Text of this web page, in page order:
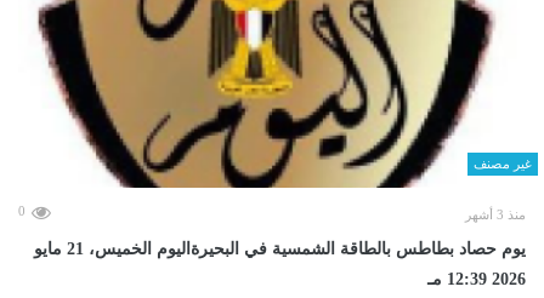
غير مصنف
منذ 3 أشهر 0
يوم حصاد بطاطس بالطاقة الشمسية في البحيرةاليوم الخميس، 21 مايو
2026 12:39 مـ